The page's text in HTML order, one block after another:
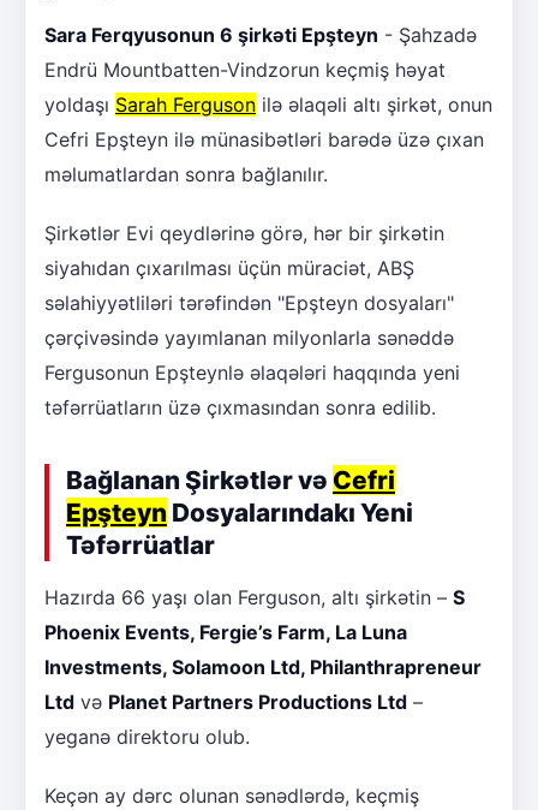
Sara Ferqyusonun 6 şirkəti Epşteyn - Şahzadə
Endrü Mountbatten-Vindzorun keçmiş həyat
yoldaşı Sarah Ferguson ilə əlaqəli altı şirkət, onun
Cefri Epşteyn ilə münasibətləri barədə üzə çıxan
məlumatlardan sonra bağlanılır.
Şirkətlər Evi qeydlərinə görə, hər bir şirkətin
siyahıdan çıxarılması üçün müraciət, ABŞ
səlahiyyətliləri tərəfindən "Epşteyn dosyaları"
çərçivəsində yayımlanan milyonlarla sənəddə
Fergusonun Epşteynlə əlaqələri haqqında yeni
təfərrüatların üzə çıxmasından sonra edilib.
Bağlanan Şirkətlər və Cefri
Epşteyn Dosyalarındakı Yeni
Təfərrüatlar
Hazırda 66 yaşı olan Ferguson, altı şirkətin – S
Phoenix Events, Fergie’s Farm, La Luna
Investments, Solamoon Ltd, Philanthrapreneur
Ltd və Planet Partners Productions Ltd –
yeganə direktoru olub.
Keçən ay dərc olunan sənədlərdə, keçmiş